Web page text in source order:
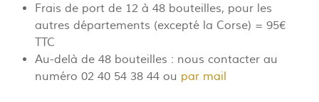
Frais de port de 12 à 48 bouteilles, pour les
autres départements (excepté la Corse) = 95€
TTC
Au-delà de 48 bouteilles : nous contacter au
numéro 02 40 54 38 44 ou par mail